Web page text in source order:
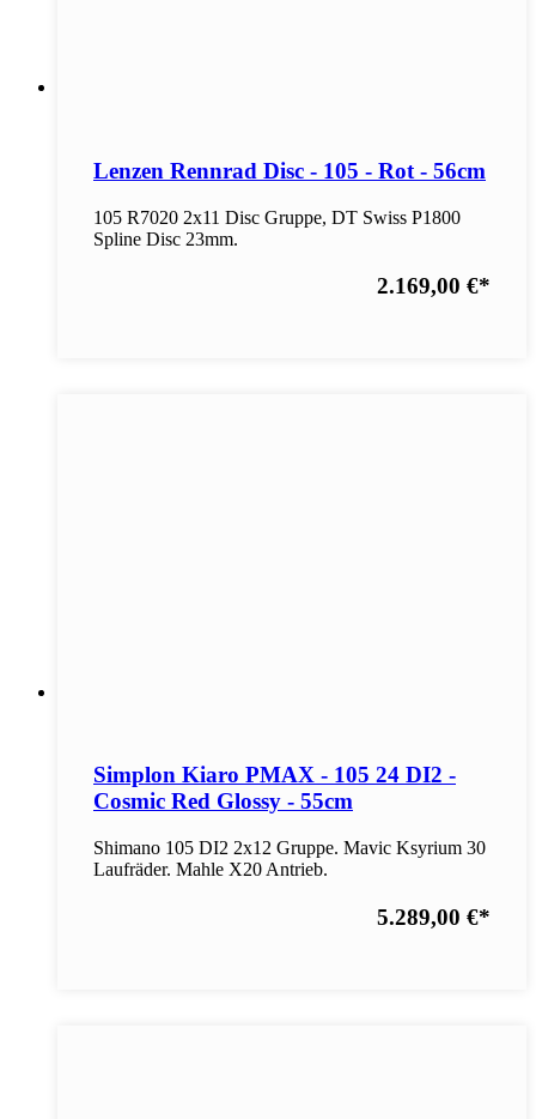
Lenzen Rennrad Disc - 105 - Rot - 56cm
105 R7020 2x11 Disc Gruppe, DT Swiss P1800
Spline Disc 23mm.
2.169,00 €*
Simplon Kiaro PMAX - 105 24 DI2 -
Cosmic Red Glossy - 55cm
Shimano 105 DI2 2x12 Gruppe. Mavic Ksyrium 30
Laufräder. Mahle X20 Antrieb.
5.289,00 €*